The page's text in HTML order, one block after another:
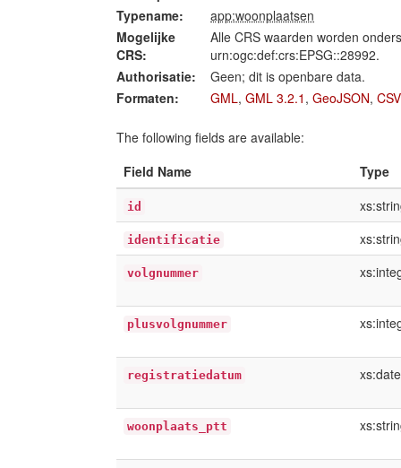
Typename:
app:woonplaatsen
Mogelijke
CRS:
Alle CRS waarden worden
urn:ogc:def:crs:EPSG::28992.
Authorisatie:
Geen; dit is openbare data.
Formaten:
GML, GML 3.2.1 , GeoJSON, CSV
The following fields are available:
Field Name
Type
id
identificatie
volgnummer
plusvolgnummer
registratiedatum
woonplaats_ptt